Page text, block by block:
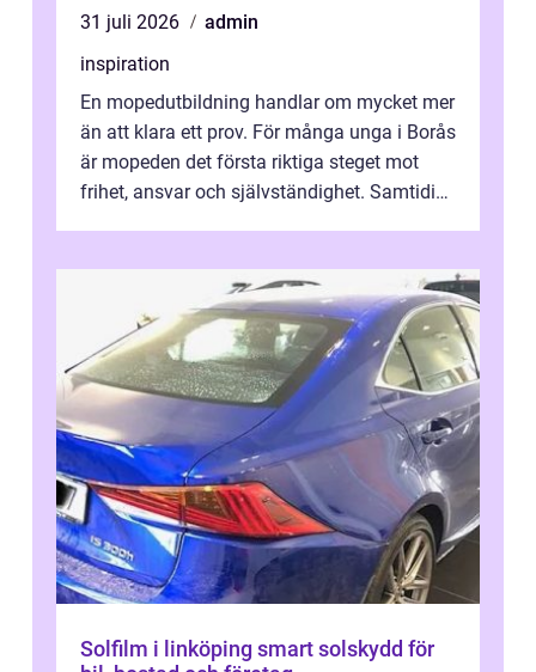
31 juli 2026
admin
inspiration
En mopedutbildning handlar om mycket mer
än att klara ett prov. För många unga i Borås
är mopeden det första riktiga steget mot
frihet, ansvar och självständighet. Samtidigt
Solfilm i linköping smart solskydd för